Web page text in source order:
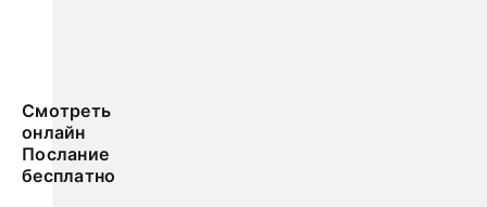
Смотреть
онлайн
Послание
бесплатно